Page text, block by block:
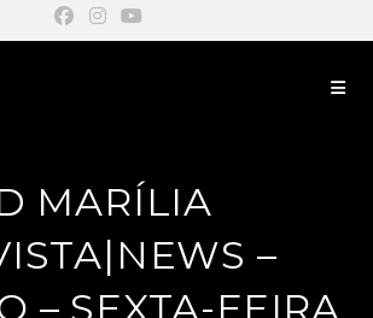
MARÍLIA
–
– SEXTA-FEIRA